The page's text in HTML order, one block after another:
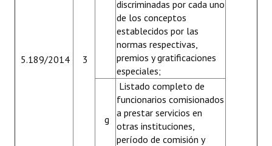
5.189/2014 3
discriminadas por cada uno
de los conceptos
establecidos por las
normas respectivas,
premios y gratificaciones
especiales;
g
Listado completo de
funcionarios comisionados
a prestar servicios en
otras instituciones,
período de comisión y